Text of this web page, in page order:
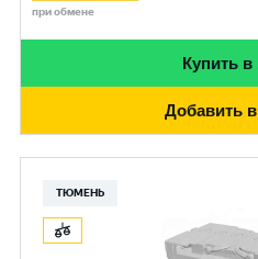
при обмене
Купить в
Добавить
ТЮМЕНЬ